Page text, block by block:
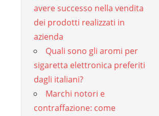
avere successo nella vendita
dei prodotti realizzati in
azienda
Quali sono gli aromi per
sigaretta elettronica preferiti
dagli italiani?
Marchi notori e
contraffazione: come